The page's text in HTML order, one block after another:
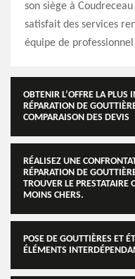
son siège à
satisfait des services
équipe de
OBTENIR L’OFFRE LA PLUS
RÉPARATION DE
COMPARAISON DES DEVIS
RÉALISEZ UNE
RÉPARATION DE
TROUVER LE PRESTATAIRE
MOINS CHERS.
POSE DE GOUTTIÈRES ET
ÉLÉMENTS